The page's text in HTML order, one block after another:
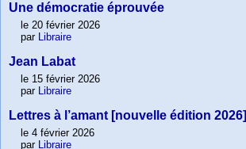
Une démocratie éprouvée
le 20 février 2026
par Libraire
Jean Labat
le 15 février 2026
par Libraire
Lettres à l’amant [nouvelle édition 2026]
le 4 février 2026
par Libraire